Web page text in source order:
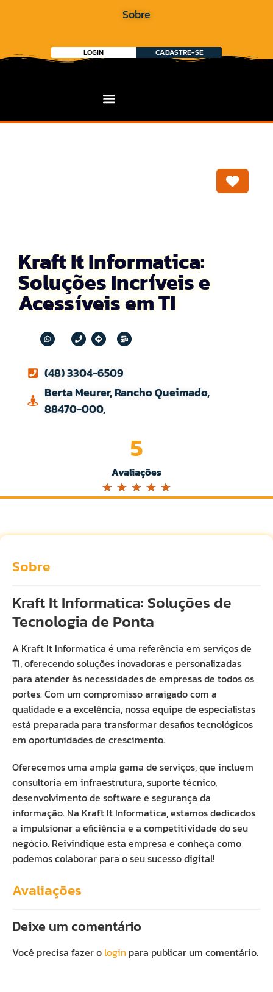
Sobre
LOGIN CADASTRE-SE
Kraft It Informatica:
Soluções Incríveis e
Acessíveis em TI
(48) 3304-6509
Berta Meurer, Rancho Queimado,
88470-000,
Avaliações
5
☆ ☆ ☆ ☆ ☆
Sobre
Kraft It Informatica: Soluções de
Tecnologia de Ponta
A Kraft It Informatica é uma referência em serviços de
TI, oferecendo soluções inovadoras e personalizadas
para atender às necessidades de empresas de todos os
portes. Com um compromisso arraigado com a
qualidade e a excelência, nossa equipe de especialistas
está preparada para transformar desafios tecnológicos
em oportunidades de crescimento.
Oferecemos uma ampla gama de serviços, que incluem
consultoria em infraestrutura, suporte técnico,
desenvolvimento de software e segurança da
informação. Na Kraft It Informatica, estamos dedicados
a impulsionar a eficiência e a competitividade do seu
negócio. Reivindique esta empresa e conheça como
podemos colaborar para o seu sucesso digital!
Avaliações
Deixe um comentário
Você precisa fazer o login para publicar um comentário.